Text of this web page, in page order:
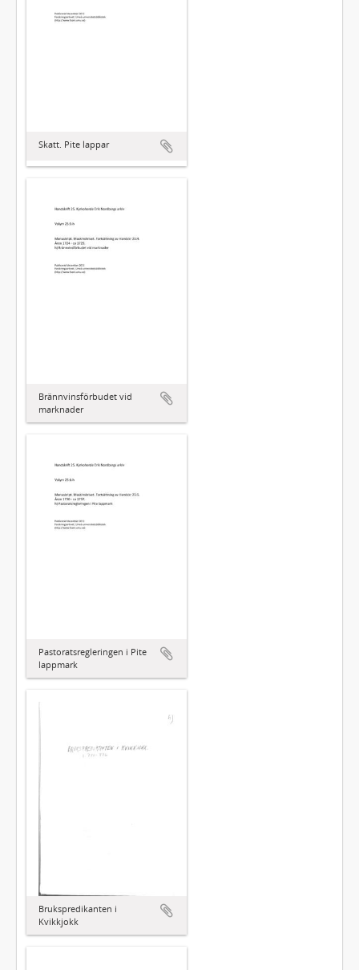
Skatt. Pite lappar
Brännvinsförbudet vid
marknader
Pastoratsregleringen i Pite
lappmark
Brukspredikanten i
Kvikkjokk